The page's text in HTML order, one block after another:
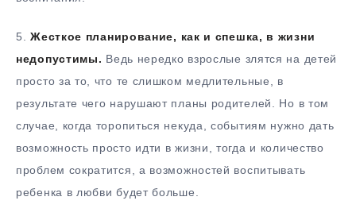
5.Жесткое планирование, как и спешка, в жизни
недопустимы. Ведь нередко взрослые злятся на детей
просто за то, что те слишком медлительные, в
результате чего нарушают планы родителей. Но в том
случае, когда торопиться некуда, событиям нужно дать
возможность просто идти в жизни, тогда и количество
проблем сократится, а возможностей воспитывать
ребенка в любви будет больше.